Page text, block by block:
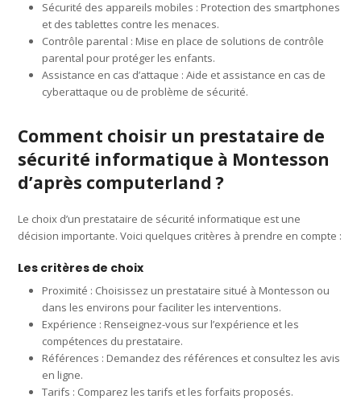
Sécurité des appareils mobiles : Protection des smartphones
et des tablettes contre les menaces.
Contrôle parental : Mise en place de solutions de contrôle
parental pour protéger les enfants.
Assistance en cas d’attaque : Aide et assistance en cas de
cyberattaque ou de problème de sécurité.
Comment choisir un prestataire de
sécurité informatique à Montesson
d’après computerland ?
Le choix d’un prestataire de sécurité informatique est une
décision importante. Voici quelques critères à prendre en compte :
Les critères de choix
Proximité : Choisissez un prestataire situé à Montesson ou
dans les environs pour faciliter les interventions.
Expérience : Renseignez-vous sur l’expérience et les
compétences du prestataire.
Références : Demandez des références et consultez les avis
en ligne.
Tarifs : Comparez les tarifs et les forfaits proposés.